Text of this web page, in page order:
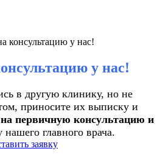
у нас!
в другую клинику, но не
приносите их выписку и
первичную консультацию и
нашего главного врача.
заявку